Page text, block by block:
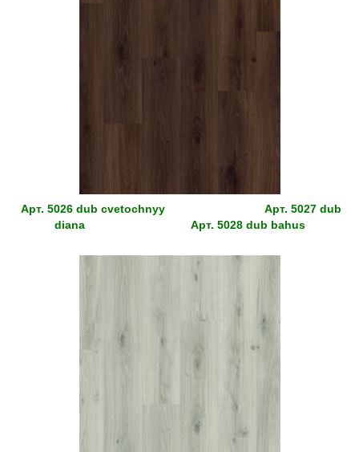
Арт. 5026 dub cvetochnyy Арт. 5027 dub
diana Арт. 5028 dub bahus